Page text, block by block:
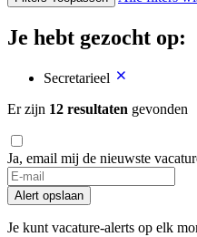
Je hebt gezocht op:
Secretarieel
Er zijn 12 resultaten gevonden
Ja, email mij de nieuwste
Alert opslaan
Je kunt vacature-alerts op elk